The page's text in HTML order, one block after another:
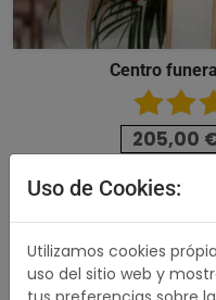
Centro
205,00
518,00 €
Uso de Cookies:
Utilizamos cookies
uso del sitio web y